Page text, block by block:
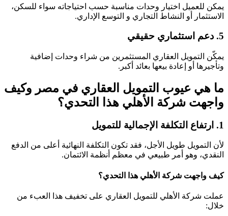
يمكن للعميل اختيار وحدات مناسبة حسب احتياجاته سواء للسكن،
الاستثمار أو النشاط التجاري و التوسع الإداري.
5. دعم استثماري حقيقي
يمكّن التمويل العقاري المستثمرين من شراء وحدات إضافية
وتأجيرها أو إعادة بيعها بعائد أكبر.
ما هي عيوب التمويل العقاري في مصر وكيف
واجهت شركة الأهلي هذا التحدي؟
1. ارتفاع التكلفة الإجمالية للتمويل
لأن التمويل طويل الأجل، فقد تكون التكلفة النهائية أعلى من الدفع
النقدي، وهو أمر طبيعي في معظم أنظمة الائتمان.
كيف واجهت شركة الأهلي هذا التحدي؟
عملت شركة الأهلي للتمويل العقاري على تخفيف هذا العبء من
خلال: